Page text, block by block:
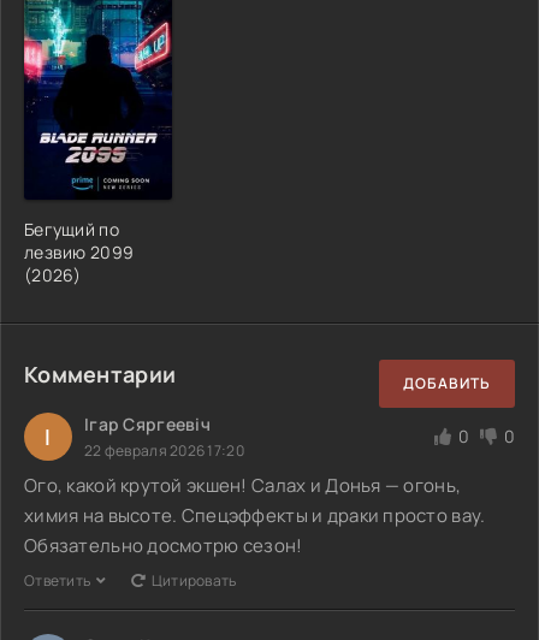
Бегущий по
лезвию 2099
(2026)
Комментарии ДОБАВИТЬ
І Ігар Сяргеевіч
22 февраля 2026 17:20
0 0
Ого, какой крутой экшен! Салах и Донья — огонь,
химия на высоте. Спецэффекты и драки просто вау.
Обязательно досмотрю сезон!
Ответить Цитировать